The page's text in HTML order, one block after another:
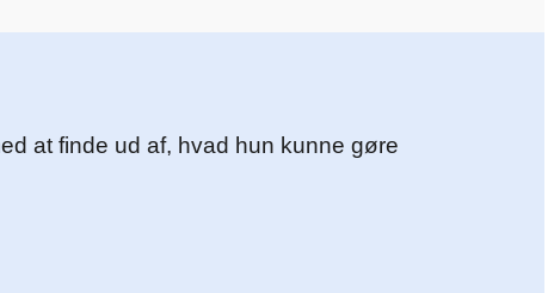
at finde ud af, hvad hun kunne gøre